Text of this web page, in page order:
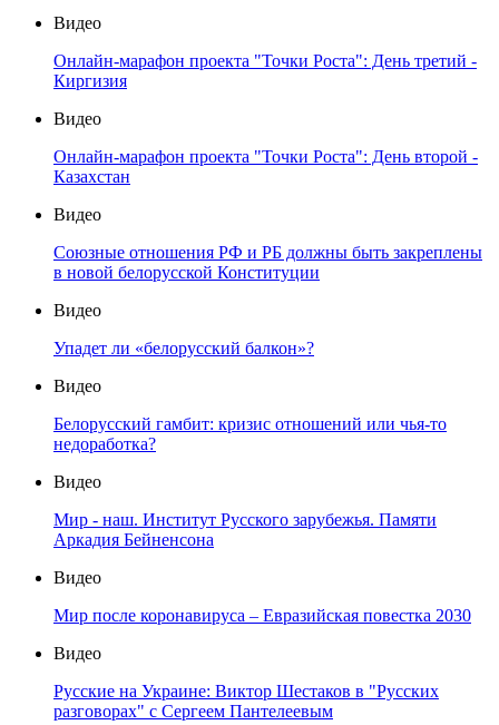
Видео
Онлайн-марафон проекта "Точки Роста": День третий -
Киргизия
Видео
Онлайн-марафон проекта "Точки Роста": День второй -
Казахстан
Видео
Союзные отношения РФ и РБ должны быть закреплены
в новой белорусской Конституции
Видео
Упадет ли «белорусский балкон»?
Видео
Белорусский гамбит: кризис отношений или чья-то
недоработка?
Видео
Мир - наш. Институт Русского зарубежья. Памяти
Аркадия Бейненсона
Видео
Мир после коронавируса – Евразийская повестка 2030
Видео
Русские на Украине: Виктор Шестаков в "Русских
разговорах" с Сергеем Пантелеевым